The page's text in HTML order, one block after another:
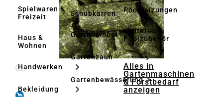
Spielwaren &
Freizeit
Haus &
Wohnen
Handwerken
Bekleidung
Schubkarren
Gartenmöbel
Gartenzaun
Gartenbewässerung
Poolheizungen
Weiteres
Poolzubehör
Alles in
Gartenmaschinen
& Forstbedarf
anzeigen